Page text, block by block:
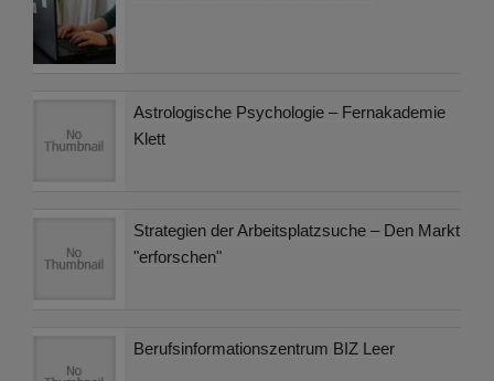
Astrologische Psychologie – Fernakademie
Klett
Strategien der Arbeitsplatzsuche – Den Markt
"erforschen"
Berufsinformationszentrum BIZ Leer